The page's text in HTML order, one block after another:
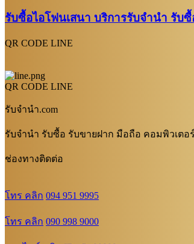
รับซื้อไอโฟนเสนา บริการรับจำนำ รั
QR CODE LINE
QR CODE LINE
รับจํานํา.com
รับจำนำ รับซื้อ รับขายฝาก มือถือ คอมพิวเตอ
ช่องทางติดต่อ
โทร คลิก 094 951 9995
โทร คลิก 090 998 9000